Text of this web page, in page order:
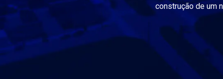
construção de um